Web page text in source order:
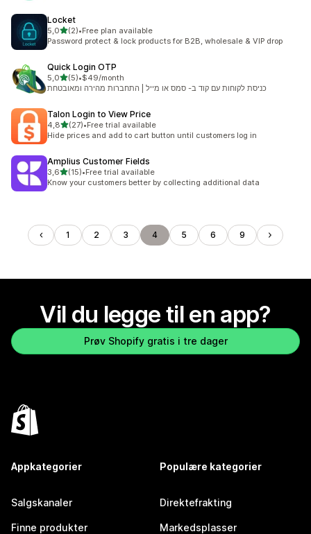
Locket
5,0av 5 stjerner
(2)
Totalt 2 omtaler
•Free plan available
Password protect & lock products for B2B, wholesale & VIP drop
Quick Login OTP
5,0av 5 stjerner
(5)
Totalt 5 omtaler
•$49/month
כניסת לקוחות עם קוד ב- סמס או מייל | התחברות מהירה ומאובטחת
Talon Login to View Price
4,8av 5 stjerner
(27)
Totalt 27 omtaler
•Free trial available
Hide prices and add to cart button until customers log in
Amplius Customer Fields
3,6av 5 stjerner
(15)
Totalt 15 omtaler
•Free trial available
Know your customers better by collecting additional data
1 2 3 4 5 6 9
Vil du legge til en app?
Prøv Shopify gratis i tre dager
Appkategorier
Salgskanaler
Finne produkter
Populære kategorier
Direktefrakting
Markedsplasser